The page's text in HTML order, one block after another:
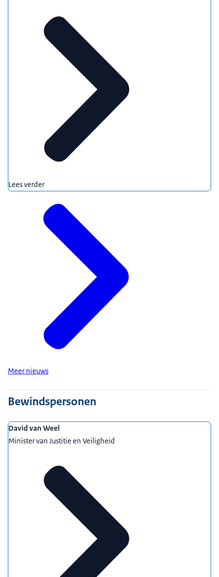
Lees verder
Meer nieuws
Bewindspersonen
David van Weel
Minister van Justitie en Veiligheid